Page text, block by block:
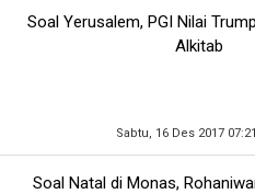
Soal Yerusalem, PGI Nilai
Alkitab
Sabtu, 16 Des 2017
Soal Natal di Monas,